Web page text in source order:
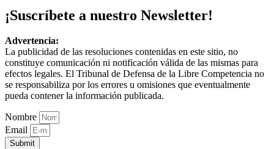
¡Suscríbete a nuestro Newsletter!
Advertencia:
La publicidad de las resoluciones contenidas en este sitio, no
constituye comunicación ni notificación válida de las mismas para
efectos legales. El Tribunal de Defensa de la Libre Competencia no
se responsabiliza por los errores u omisiones que eventualmente
pueda contener la información publicada.
Nombre
Email
Submit